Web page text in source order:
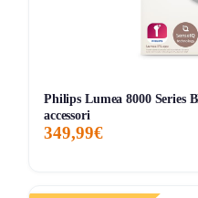
Philips Lumea 8000 Series
accessori
349,99€